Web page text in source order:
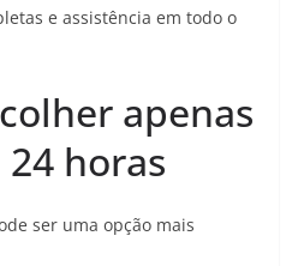
e assistência em todo o
apenas
horas
ser uma opção mais